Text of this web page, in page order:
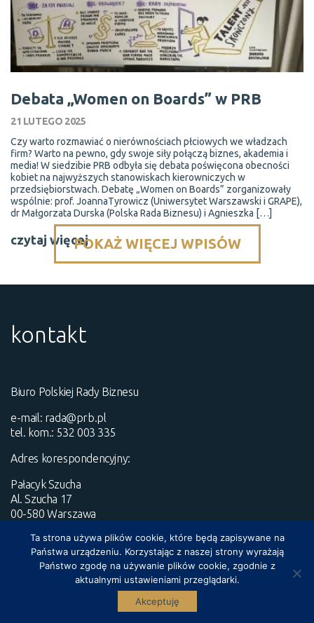
Debata „Women on Boards” w PRB
21 LUTEGO 2025
Czy warto rozmawiać o nierównościach płciowych we władzach
firm? Warto na pewno, gdy swoje siły połączą biznes, akademia i
media! W siedzibie PRB odbyła się debata poświęcona obecności
kobiet na najwyższych stanowiskach kierowniczych w
przedsiębiorstwach. Debatę „Women on Boards” zorganizowały
wspólnie: prof. JoannaTyrowicz (Uniwersytet Warszawski i GRAPE),
dr Małgorzata Durska (Polska Rada Biznesu) i Agnieszka […]
czytaj więcejPOKAŻ WIĘCEJ WPISÓW
kontakt
Biuro Polskiej Rady Biznesu
e-mail: rada@prb.pl
tel. kom.: 532 003 335
Adres korespondencyjny:
Pałacyk Szucha
Al. Szucha 17
00-580 Warszawa
Press pack
Dla mediów
Copyright 2025 by Polska Rada Biznesu All Rights Reserved
Ta strona używa plików cookie, które będą zapisywane na
Państwa urządzeniu. Korzystając z naszej strony wyrażają
Państwo zgodę na używanie plików cookie, zgodnie z
aktualnymi ustawieniami przeglądarki.
Akceptuję